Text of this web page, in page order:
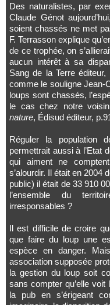
Des naturalistes, par
Claude Génot
soient chassés ne met
F. Terrasson explique
de ce trophée, on
aucun intérêt à sa
Sang de la Terre
comme le souligne Jean-
loups sont chassés,
le cas chez notre
nature, Édisud éditeur,
Réguler la population
permettrait aussi à l’Etat
qui aiment ne
s’alourdir. Il était en 2004
public) il était de 33 910
l’ensemble du
irresponsables ?
Il est difficile de croire
que faire du loup une
espèce en danger.
association supposée
la gestion du loup soit
sans compter qu’elle
la pub en s’érigeant